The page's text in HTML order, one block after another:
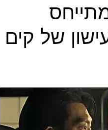
של קים